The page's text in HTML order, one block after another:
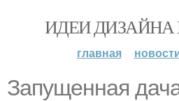
ИДЕИ ДИЗАЙНА
главная
Запущенная